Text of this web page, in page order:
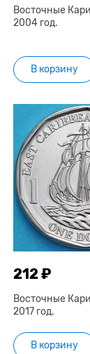
Восточные
2004 год.
В корзину
212 ₽
Восточные
2017 год.
В корзину